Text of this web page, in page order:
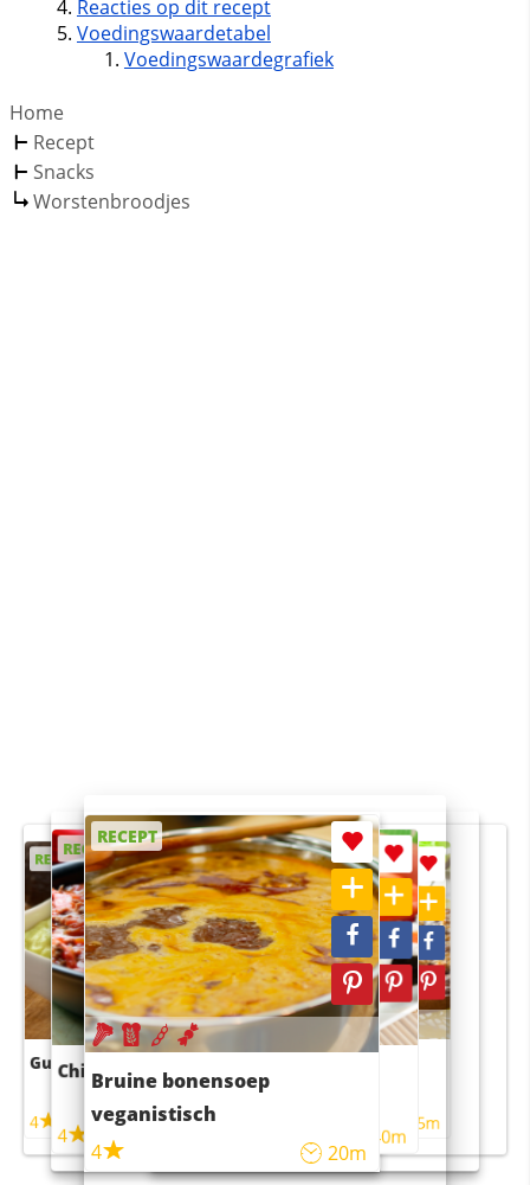
Reacties op dit recept
Voedingswaardetabel
Voedingswaardegrafiek
Home
Recept
Snacks
Worstenbroodjes
RECEPT
Guacamole
4
RECEPT
Chili con carne
4 45m
RECEPT
Bruine bonensoep
veganistisch
4
20m
RECEPT
Sushi rijstsalade
maaltijdsalade
40m
RECEPT
4 55m